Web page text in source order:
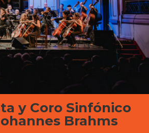
y Coro Sinfónico
Brahms